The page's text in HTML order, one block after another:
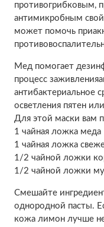
противогрибковым,
антимикробным
может помочь
Мед помогает
процесс
антибактериальное
осветления пятен
Для этой маски вам
1 чайная ложка меда
1 чайная ложка
1/2 чайной ложки
1/2 чайной ложки
Смешайте
однородной пасты.
кожа лимон лучше